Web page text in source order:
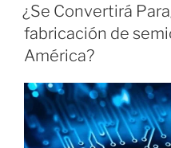
B
L
C
D
E
¿Se Convertirá
fabricación de
América?